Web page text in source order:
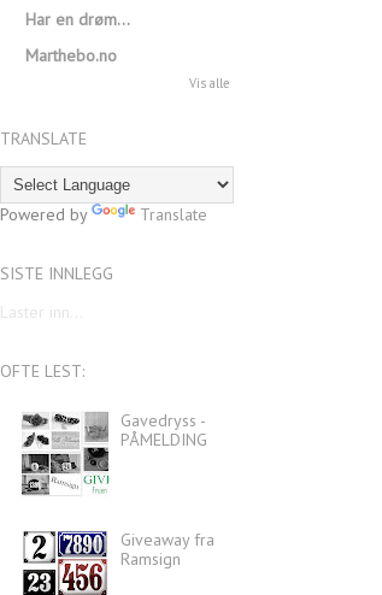
Har en drøm…
Marthebo.no
Vis alle
TRANSLATE
Powered by Translate
SISTE INNLEGG
Laster inn...
OFTE LEST:
Gavedryss -
PÅMELDING
Giveaway fra
Ramsign